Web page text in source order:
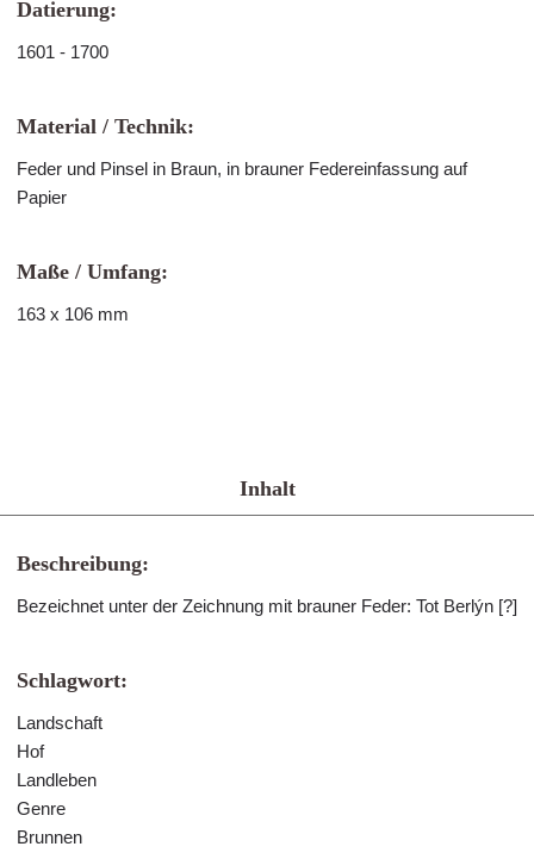
Datierung:
1601 - 1700
Material / Technik:
Feder und Pinsel in Braun, in brauner Federeinfassung auf
Papier
Maße / Umfang:
163 x 106 mm
Inhalt
Beschreibung:
Bezeichnet unter der Zeichnung mit brauner Feder: Tot Berlýn [?]
Schlagwort:
Landschaft
Hof
Landleben
Genre
Brunnen